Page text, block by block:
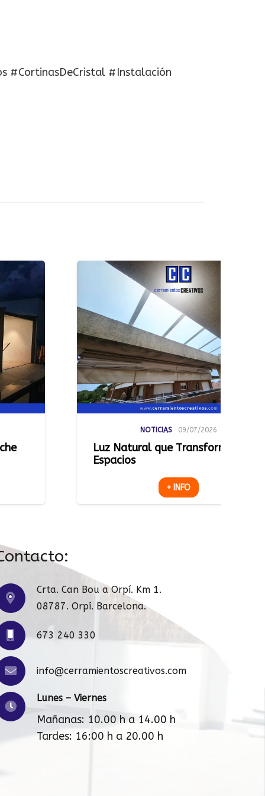
#CortinasDeCristal #Instalación
que Transforma
Una Terraza
Crta. Can Bou a Orpí. Km 1.
08787. Orpí. Barcelona.
673 240 330
info@cerramientoscreativos.com
Lunes – Viernes
Mañanas: 10.00 h a 14.00 h
Tardes: 16:00 h a 20.00 h